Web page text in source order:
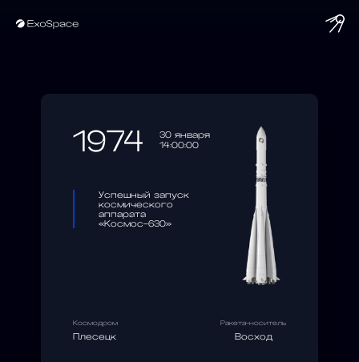
1974
30 января
14:00:00
Успешный запуск
космического
аппарата
«Космос-630»
Космодром
Плесецк
Ракета-носитель
Восход